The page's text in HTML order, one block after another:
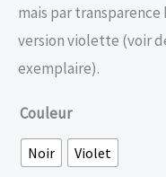
mais par
version violette (voir
exemplaire).
Couleur
Noir Violet